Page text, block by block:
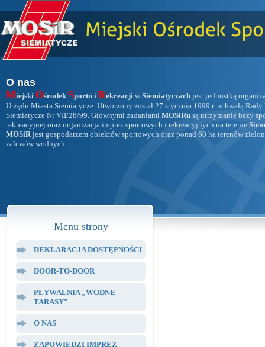
O nas
Miejski Ośrodek Sportu i Rekreacji w Siemiatyczach jest jednostką
Urzędu Miasta Siemiatycze. Utworzony został 27 stycznia 1999 r. uchwałą
Siemiatycze Nr VII/28/99. Głównymi zadaniami MOSiRu są utrzymanie bazy
rekreacyjnej oraz organizacja imprez sportowych i rekreacyjnych na terenie
MOSiRjest gospodarzem obiektów sportowych oraz ponad 60 ha terenów
zalewów wodnych.
Menu strony
DEKLARACJA DOSTĘPNOŚCI
DOOR-TO-DOOR
PŁYWALNIA „WODNE
TARASY”
O NAS
ZAPOWIEDZI IMPREZ